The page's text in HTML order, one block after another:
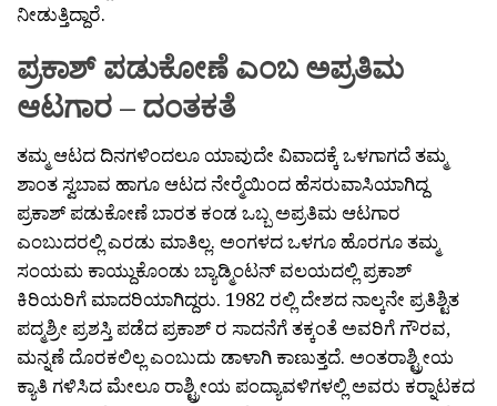
ನೀಡುತ್ತಿದ್ದಾರೆ.
ಪ್ರಕಾಶ್ ಪಡುಕೋಣೆ ಎಂಬ ಅಪ್ರತಿಮ
ಆಟಗಾರ – ದಂತಕತೆ
ತಮ್ಮ ಆಟದ ದಿನಗಳಿಂದಲೂ ಯಾವುದೇ ವಿವಾದಕ್ಕೆ ಒಳಗಾಗದೆ ತಮ್ಮ
ಶಾಂತ ಸ್ವಬಾವ ಹಾಗೂ ಆಟದ ನೇರ‍್ಮೆಯಿಂದ ಹೆಸರುವಾಸಿಯಾಗಿದ್ದ
ಪ್ರಕಾಶ್ ಪಡುಕೋಣೆ ಬಾರತ ಕಂಡ ಒಬ್ಬ ಅಪ್ರತಿಮ ಆಟಗಾರ
ಎಂಬುದರಲ್ಲಿ ಎರಡು ಮಾತಿಲ್ಲ. ಅಂಗಳದ ಒಳಗೂ ಹೊರಗೂ ತಮ್ಮ
ಸಂಯಮ ಕಾಯ್ದುಕೊಂಡು ಬ್ಯಾಡ್ಮಿಂಟನ್ ವಲಯದಲ್ಲಿ ಪ್ರಕಾಶ್
ಕಿರಿಯರಿಗೆ ಮಾದರಿಯಾಗಿದ್ದರು. 1982 ರಲ್ಲಿ ದೇಶದ ನಾಲ್ಕನೇ ಪ್ರತಿಶ್ಟಿತ
ಪದ್ಮಶ್ರೀ ಪ್ರಶಸ್ತಿ ಪಡೆದ ಪ್ರಕಾಶ್ ರ ಸಾದನೆಗೆ ತಕ್ಕಂತೆ ಅವರಿಗೆ ಗೌರವ,
ಮನ್ನಣೆ ದೊರಕಲಿಲ್ಲ ಎಂಬುದು ಡಾಳಾಗಿ ಕಾಣುತ್ತದೆ. ಅಂತರಾಶ್ಟ್ರೀಯ
ಕ್ಯಾತಿ ಗಳಿಸಿದ ಮೇಲೂ ರಾಶ್ಟ್ರೀಯ ಪಂದ್ಯಾವಳಿಗಳಲ್ಲಿ ಅವರು ಕರ‍್ನಾಟಕದ